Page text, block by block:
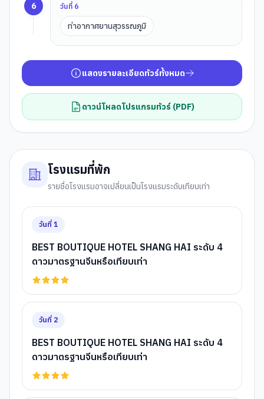
6 วันที่ 6
ท่าอากาศยานสุวรรณภูมิ
แสดงรายละเอียดทัวร์ทั้งหมด
ดาวน์โหลดโปรแกรมทัวร์ (PDF)
โรงแรมที่พัก
รายชื่อโรงแรมอาจเปลี่ยนเป็นโรงแรมระดับเทียบเท่า
วันที่ 1
BEST BOUTIQUE HOTEL SHANG HAI ระดับ 4
ดาวมาตรฐานจีนหรือเทียบเท่า
วันที่ 2
BEST BOUTIQUE HOTEL SHANG HAI ระดับ 4
ดาวมาตรฐานจีนหรือเทียบเท่า